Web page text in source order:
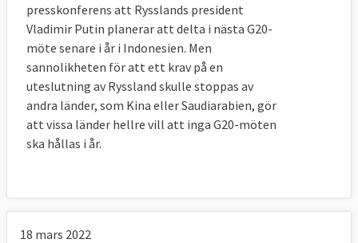
presskonferens att Rysslands president
Vladimir Putin planerar att delta i nästa G20-
möte senare i år i Indonesien. Men
sannolikheten för att ett krav på en
uteslutning av Ryssland skulle stoppas av
andra länder, som Kina eller Saudiarabien, gör
att vissa länder hellre vill att inga G20-möten
ska hållas i år.
18 mars 2022